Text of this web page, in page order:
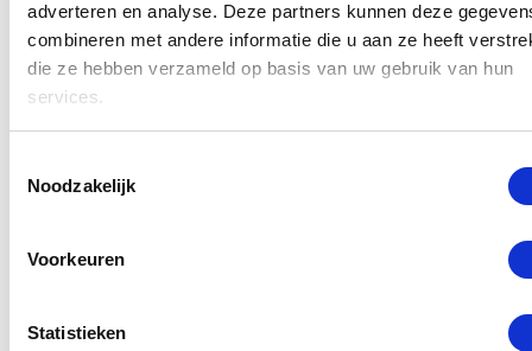
adverteren en analyse. Deze partners kunnen deze
combineren met andere informatie die u aan ze heeft
die ze hebben verzameld op basis van uw gebruik van hun
services.
Noodzakelijk
Voorkeuren
Statistieken